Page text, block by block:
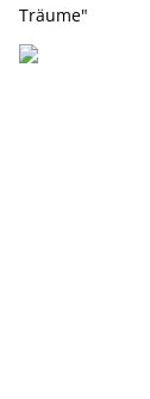
Träume"